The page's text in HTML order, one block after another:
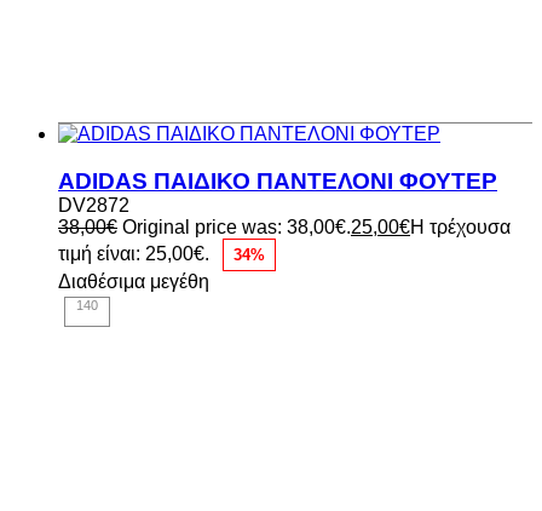
ADIDAS ΠΑΙΔΙΚΟ ΠΑΝΤΕΛΟΝΙ ΦΟΥΤΕΡ
DV2872
38,00€ Original price was: 38,00€.25,00€Η τρέχουσα
τιμή είναι: 25,00€.
34%
Διαθέσιμα μεγέθη
140